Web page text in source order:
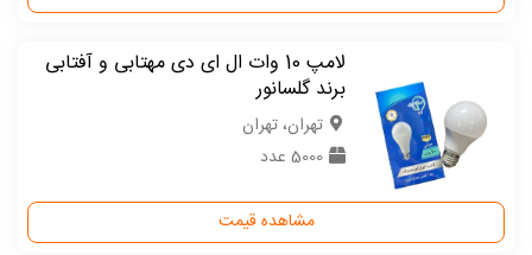
لامپ 10 وات ال ای دی مهتابی و آفتابی
برند گلسانور
تهران، تهران
5000 عدد
مشاهده قیمت